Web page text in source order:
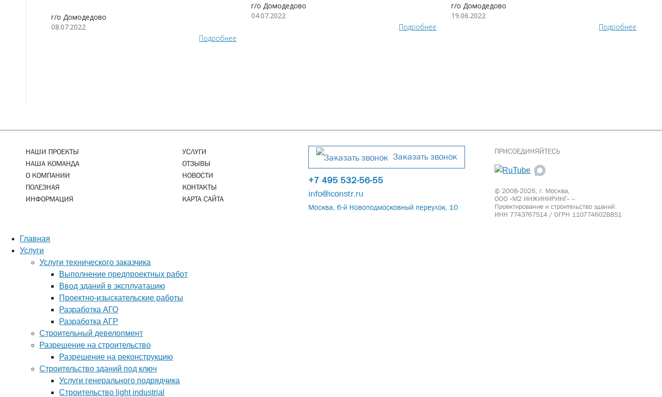
г/о Домодедово
08.07.2022
Подробнее
г/о Домодедово
04.07.2022
Подробнее
г/о Домодедово
19.06.2022
Подробнее
НАШИ ПРОЕКТЫ
НАША КОМАНДА
О КОМПАНИИ
ПОЛЕЗНАЯ
ИНФОРМАЦИЯ
УСЛУГИ
ОТЗЫВЫ
НОВОСТИ
КОНТАКТЫ
КАРТА САЙТА
Заказать звонок
+7 495 532-56-55
info@iconstr.ru
Москва, 6-й Новоподмосковный переулок, 10
ПРИСОЕДИНЯЙТЕСЬ
© 2008-2026, г. Москва,
ООО «М2 ИНЖИНИРИНГ» --
Проектирование и строительство зданий
ИНН 7743767514 / ОГРН 1107746028851
Главная
Услуги
Услуги технического заказчика
Выполнение предпроектных работ
Ввод зданий в эксплуатацию
Проектно-изыскательские работы
Разработка АГО
Разработка АГР
Строительный девелопмент
Разрешение на строительство
Разрешение на реконструкцию
Строительство зданий под ключ
Услуги генерального подрядчика
Строительство light industrial